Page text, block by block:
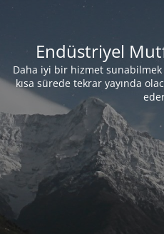
Endüstriyel
Daha iyi bir hizmet
kısa sürede tekrar yayında